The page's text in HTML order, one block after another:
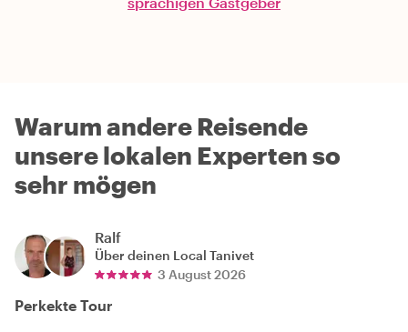
Warum andere Reisende
unsere lokalen Experten so
sehr mögen
Ralf
Über deinen Local Tanivet
3 August 2026
Perkekte Tour